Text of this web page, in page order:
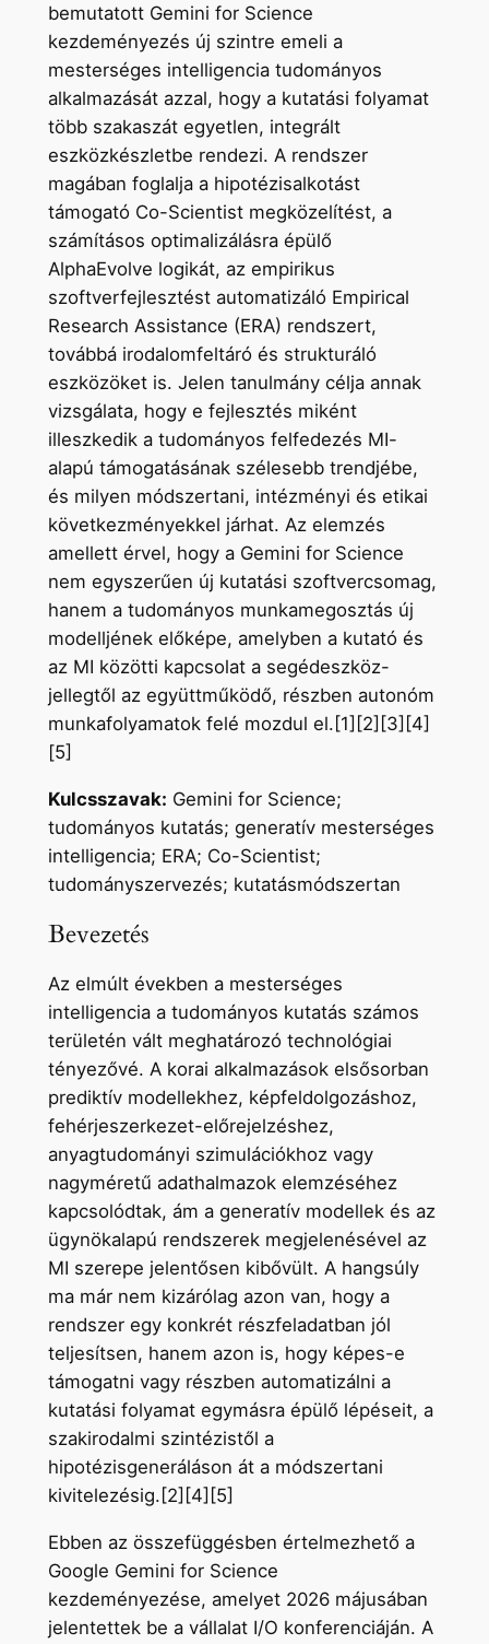
bemutatott Gemini for Science
kezdeményezés új szintre emeli a
mesterséges intelligencia tudományos
alkalmazását azzal, hogy a kutatási folyamat
több szakaszát egyetlen, integrált
eszközkészletbe rendezi. A rendszer
magában foglalja a hipotézisalkotást
támogató Co-Scientist megközelítést, a
számításos optimalizálásra épülő
AlphaEvolve logikát, az empirikus
szoftverfejlesztést automatizáló Empirical
Research Assistance (ERA) rendszert,
továbbá irodalomfeltáró és strukturáló
eszközöket is. Jelen tanulmány célja annak
vizsgálata, hogy e fejlesztés miként
illeszkedik a tudományos felfedezés MI-
alapú támogatásának szélesebb trendjébe,
és milyen módszertani, intézményi és etikai
következményekkel járhat. Az elemzés
amellett érvel, hogy a Gemini for Science
nem egyszerűen új kutatási szoftvercsomag,
hanem a tudományos munkamegosztás új
modelljének előképe, amelyben a kutató és
az MI közötti kapcsolat a segédeszköz-
jellegtől az együttműködő, részben autonóm
munkafolyamatok felé mozdul el.[1][2][3][4]
[5]
Kulcsszavak: Gemini for Science;
tudományos kutatás; generatív mesterséges
intelligencia; ERA; Co-Scientist;
tudományszervezés; kutatásmódszertan
Bevezetés
Az elmúlt években a mesterséges
intelligencia a tudományos kutatás számos
területén vált meghatározó technológiai
tényezővé. A korai alkalmazások elsősorban
prediktív modellekhez, képfeldolgozáshoz,
fehérjeszerkezet-előrejelzéshez,
anyagtudományi szimulációkhoz vagy
nagyméretű adathalmazok elemzéséhez
kapcsolódtak, ám a generatív modellek és az
ügynökalapú rendszerek megjelenésével az
MI szerepe jelentősen kibővült. A hangsúly
ma már nem kizárólag azon van, hogy a
rendszer egy konkrét részfeladatban jól
teljesítsen, hanem azon is, hogy képes-e
támogatni vagy részben automatizálni a
kutatási folyamat egymásra épülő lépéseit, a
szakirodalmi szintézistől a
hipotézisgeneráláson át a módszertani
kivitelezésig.[2][4][5]
Ebben az összefüggésben értelmezhető a
Google Gemini for Science
kezdeményezése, amelyet 2026 májusában
jelentettek be a vállalat I/O konferenciáján. A